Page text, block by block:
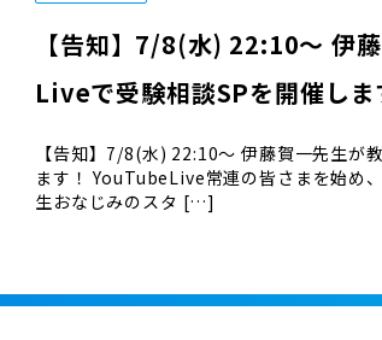
【告知】7/8(水) 22:10〜 伊
Liveで受験相談SPを開催しま
【告知】7/8(水) 22:10〜 伊藤賀一先生が
ます！ YouTubeLive常連の皆さまを始め
生おなじみのスタ […]